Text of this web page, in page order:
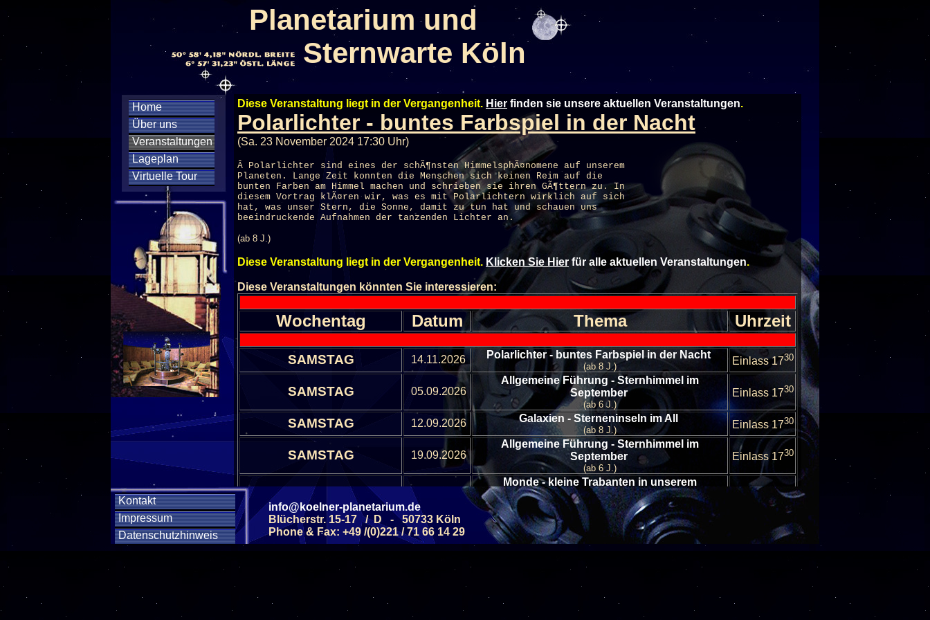
Planetarium und
Sternwarte Köln
Home
Über uns
Veranstaltungen
Lageplan
Virtuelle Tour
Kontakt
Impressum
Datenschutzhinweis
Diese Veranstaltung liegt in der Vergangenheit. Hier finden sie unsere aktuellen Veranstaltungen.
Polarlichter - buntes Farbspiel in der Nacht
(Sa. 23 November 2024 17:30 Uhr)
Â Polarlichter sind eines der schÃ¶nsten HimmelsphÃ¤nomene auf unserem
Planeten. Lange Zeit konnten die Menschen sich keinen Reim auf die
bunten Farben am Himmel machen und schrieben sie ihren GÃ¶ttern zu. In
diesem Vortrag klÃ¤ren wir, was es mit Polarlichtern wirklich auf sich
hat, was unser Stern, die Sonne, damit zu tun hat und schauen uns
beeindruckende Aufnahmen der tanzenden Lichter an.
(ab 8 J.)
Diese Veranstaltung liegt in der Vergangenheit. Klicken Sie Hier für alle aktuellen Veranstaltungen.
Diese Veranstaltungen könnten Sie interessieren:
Wochentag Datum Thema Uhrzeit
SAMSTAG 14.11.2026 Polarlichter - buntes Farbspiel in der Nacht
(ab 8 J.) Einlass 1730
SAMSTAG 05.09.2026
Allgemeine Führung - Sternhimmel im
September
(ab 6 J.)
Einlass 1730
SAMSTAG 12.09.2026 Galaxien - Sterneninseln im All
(ab 8 J.) Einlass 1730
SAMSTAG 19.09.2026
Allgemeine Führung - Sternhimmel im
September
(ab 6 J.)
Einlass 1730
SAMSTAG 26.09.2026
Monde - kleine Trabanten in unserem
Sonnensystem
(ab 6 J.)
Einlass 1730
Alle Veranstaltungen Alle Veranstaltungs Bescheibungen
info@koelner-planetarium.de
Blücherstr. 15-17 / D - 50733 Köln
Phone & Fax: +49 /(0)221 / 71 66 14 29